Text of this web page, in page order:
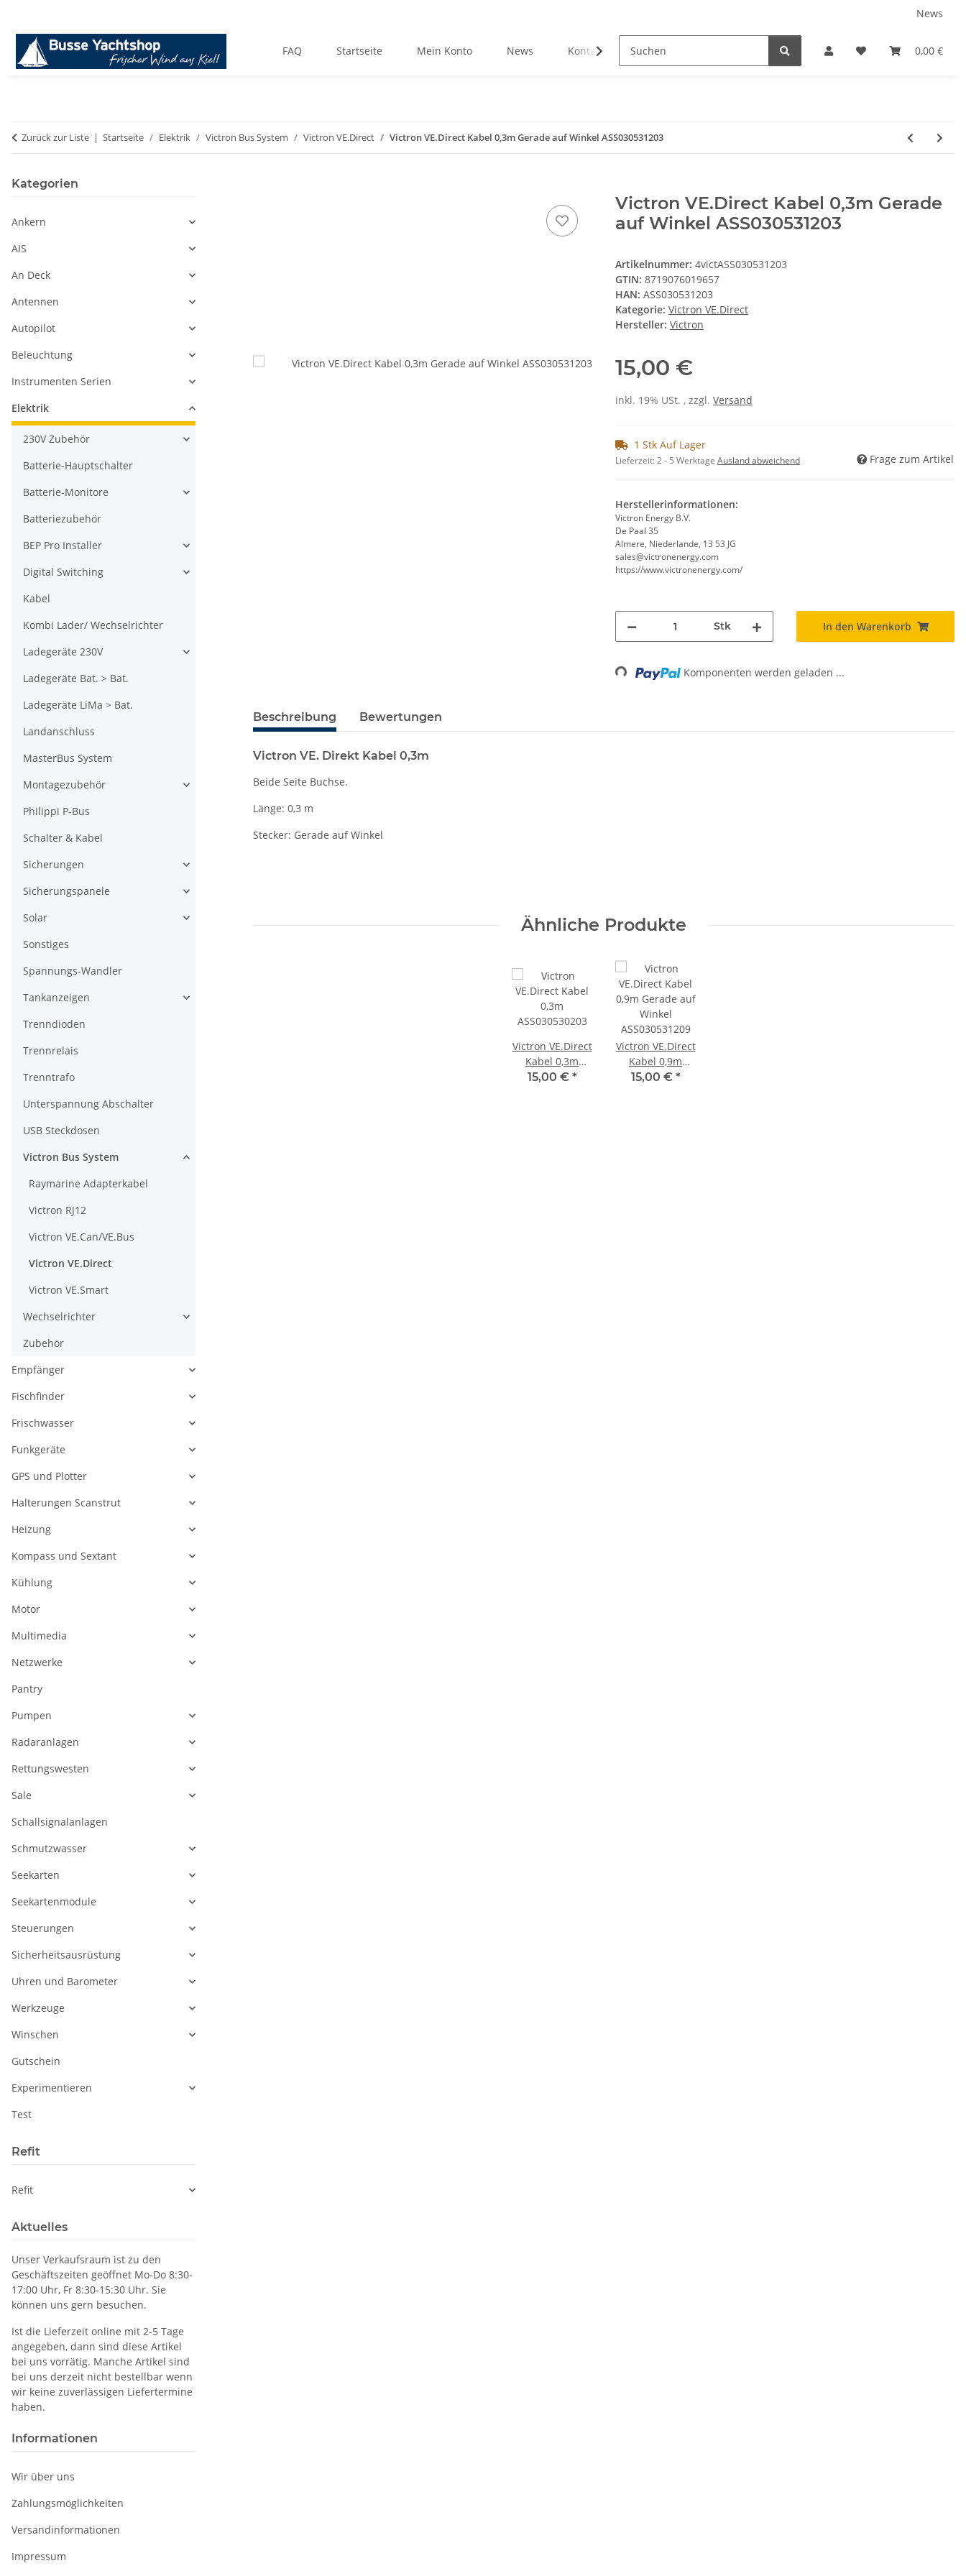
News
0,00 €
FAQ Startseite Mein Konto News Kontakt Service
Zurück zur Liste Startseite Elektrik Victron Bus System Victron VE.Direct Victron VE.Direct Kabel 0,3m Gerade auf Winkel ASS030531203
Victron VE.Direct Kabel 0,3m Gerade
auf Winkel ASS030531203
Artikelnummer: 4victASS030531203
GTIN: 8719076019657
HAN: ASS030531203
Kategorie: Victron VE.Direct
Hersteller: Victron
15,00 €
inkl. 19% USt. , zzgl. Versand
1 Stk Auf Lager
Lieferzeit:2 - 5 Werktage Ausland abweichend Frage zum Artikel
Herstellerinformationen:
Victron Energy B.V.
De Paal 35
Almere, Niederlande, 13 53 JG
sales@victronenergy.com
https://www.victronenergy.com/
Stk In den Warenkorb
Loading... Komponenten werden geladen ...
Beschreibung Bewertungen
Victron VE. Direkt Kabel 0,3m
Beide Seite Buchse.
Länge: 0,3 m
Stecker: Gerade auf Winkel
Ähnliche Produkte
Victron VE.Direct
Kabel 0,3m
ASS030530203
15,00 € *
Victron VE.Direct
Kabel 0,9m
Gerade auf
15,00 € *
Kategorien
Ankern
AIS
An Deck
Antennen
Autopilot
Beleuchtung
Instrumenten Serien
Elektrik
230V Zubehör
Batterie-Hauptschalter
Batterie-Monitore
Batteriezubehör
BEP Pro Installer
Digital Switching
Kabel
Kombi Lader/ Wechselrichter
Ladegeräte 230V
Ladegeräte Bat. > Bat.
Ladegeräte LiMa > Bat.
Landanschluss
MasterBus System
Montagezubehör
Philippi P-Bus
Schalter & Kabel
Sicherungen
Sicherungspanele
Solar
Sonstiges
Spannungs-Wandler
Tankanzeigen
Trenndioden
Trennrelais
Trenntrafo
Unterspannung Abschalter
USB Steckdosen
Victron Bus System
Raymarine Adapterkabel
Victron RJ12
Victron VE.Can/VE.Bus
Victron VE.Direct
Victron VE.Smart
Wechselrichter
Zubehör
Empfänger
Fischfinder
Frischwasser
Funkgeräte
GPS und Plotter
Halterungen Scanstrut
Heizung
Kompass und Sextant
Kühlung
Motor
Multimedia
Netzwerke
Pantry
Pumpen
Radaranlagen
Rettungswesten
Sale
Schallsignalanlagen
Schmutzwasser
Seekarten
Seekartenmodule
Steuerungen
Sicherheitsausrüstung
Uhren und Barometer
Werkzeuge
Winschen
Gutschein
Experimentieren
Test
Refit
Refit
Aktuelles
Unser Verkaufsraum ist zu den
Geschäftszeiten geöffnet Mo-Do 8:30-
17:00 Uhr, Fr 8:30-15:30 Uhr. Sie
können uns gern besuchen.
Ist die Lieferzeit online mit 2-5 Tage
angegeben, dann sind diese Artikel
bei uns vorrätig. Manche Artikel sind
bei uns derzeit nicht bestellbar wenn
wir keine zuverlässigen Liefertermine
haben.
Informationen
Wir über uns
Zahlungsmöglichkeiten
Versandinformationen
Impressum